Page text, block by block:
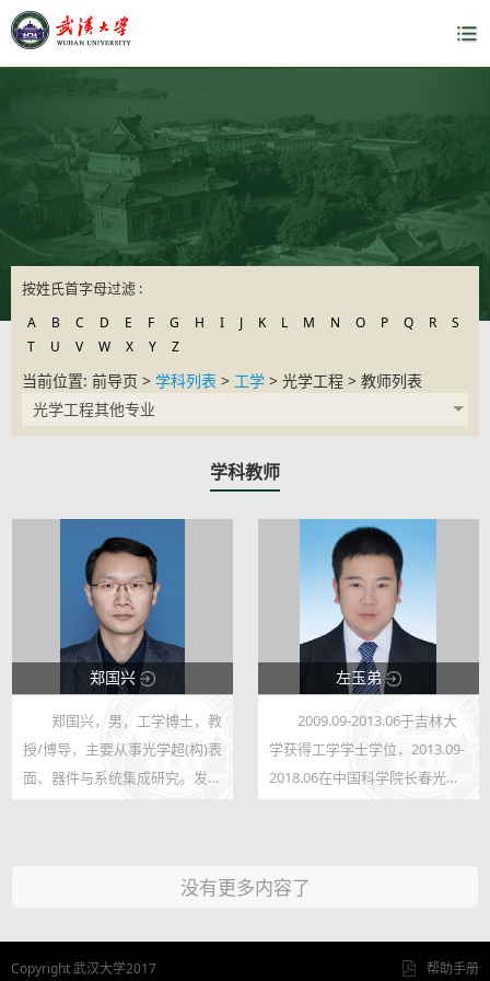
按姓氏首字母过滤 :
A B C D E F G H I J K L M N O P Q R
S
T
U V W X Y Z
当前位置: 前导页 > 学科列表 > 工学 > 光学工程 > 教师列表
光学工程其他专业
学科教师
郑国兴
145925
1525
郑国兴，男，工学博士，教
授/博导，主要从事光学超(构)表
面、器件与系统集成研究。发表
顶尖科学家榜单"，授权国家发
左玉弟
36370
74
2009.09-2013.06于吉林大
学获得工学学士学位，2013.09-
2018.06在中国科学院长春光学
感信息工程学院从事博士后研究
没有更多内容了
Copyright 武汉大学2017 帮助手册